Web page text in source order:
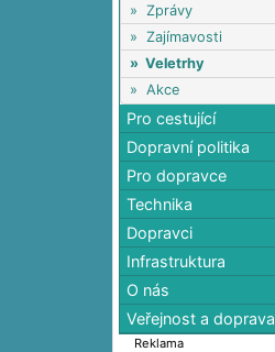
» Zprávy
» Zajímavosti
» Veletrhy
» Akce
Pro cestující
Dopravní politika
Pro dopravce
Technika
Dopravci
Infrastruktura
O nás
Veřejnost a doprava
Reklama